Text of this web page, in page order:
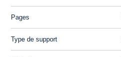
Pages
Type de support